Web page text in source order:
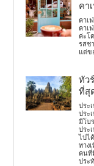
คา
คาเ
คาเ
ค่ะโ
รสช
แต่ข
ทัว
ที่สุ
ประ
ประ
มีโบ
ประ
ไปไ
ทาง
คนที่
ประ